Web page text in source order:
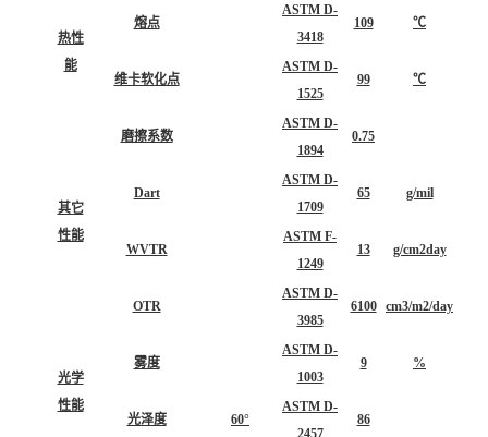
热性
能
熔点
ASTM D-
3418
109 ℃
维卡软化点
ASTM D-
1525
99 ℃
其它
性能
磨擦系数
ASTM D-
1894
0.75
Dart
ASTM D-
1709
65 g/mil
WVTR
ASTM F-
1249
13 g/cm2day
OTR
ASTM D-
3985
6100 cm3/m2/day
光学
性能
雾度
ASTM D-
1003
9 %
光泽度 60°
ASTM D-
2457
86